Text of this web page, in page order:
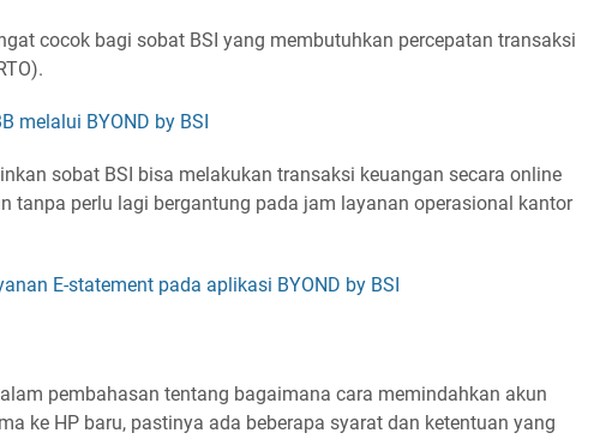
cocok bagi sobat BSI yang membutuhkan percepatan transaksi
melalui BYOND by BSI
sobat BSI bisa melakukan transaksi keuangan secara online
tanpa perlu lagi bergantung pada jam layanan operasional kantor
E-statement pada aplikasi BYOND by BSI
pembahasan tentang bagaimana cara memindahkan akun
ke HP baru, pastinya ada beberapa syarat dan ketentuan yang